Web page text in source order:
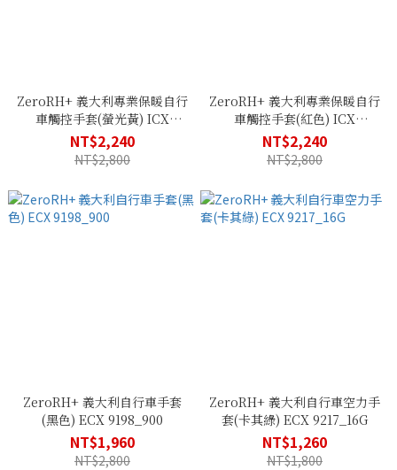
ZeroRH+ 義大利專業保暖自行
車觸控手套(螢光黃) ICX
9216_962
NT$2,240
NT$2,800
ZeroRH+ 義大利專業保暖自行
車觸控手套(紅色) ICX
9216_916
NT$2,240
NT$2,800
ZeroRH+ 義大利自行車手套
(黑色) ECX 9198_900
NT$1,960
NT$2,800
ZeroRH+ 義大利自行車空力手
套(卡其綠) ECX 9217_16G
NT$1,260
NT$1,800